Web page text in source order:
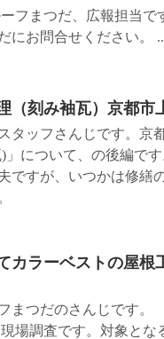
フまつだ、広報担当
にお問合せください。
（刻み袖瓦）京都市
タッフさんじです。京
」について、の後編で
ですが、いつかは修繕
カラーベストの屋
まつだのさんじです
場調査です。対象とな